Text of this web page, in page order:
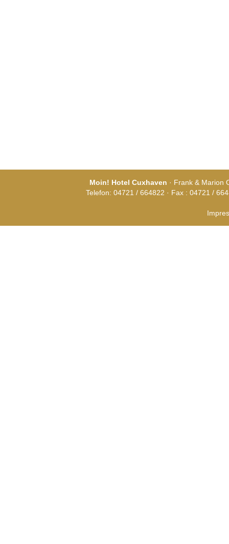
Moin! Hotel Cuxhaven · Frank & Marion
Telefon: 04721 / 664822 · Fax : 04721 /